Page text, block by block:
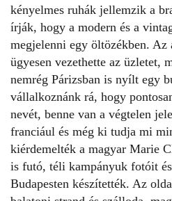
kényelmes ruhák jellemzik a
írják, hogy a modern és a
megjelenni egy öltözékben.
ügyesen vezethette az üzletet,
nemrég Párizsban is nyílt egy
vállalkoznánk rá, hogy
nevét, benne van a végtelen
franciául és még ki tudja mi
kiérdemelték a magyar Marie
is futó, téli kampányuk fotóit
Budapesten készítették. Az